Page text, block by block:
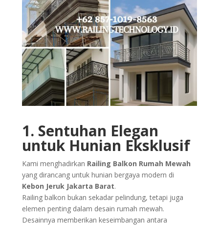
1. Sentuhan Elegan
untuk Hunian Eksklusif
Kami menghadirkan Railing Balkon Rumah Mewah
yang dirancang untuk hunian bergaya modern di
Kebon Jeruk Jakarta Barat.
Railing balkon bukan sekadar pelindung, tetapi juga
elemen penting dalam desain rumah mewah.
Desainnya memberikan keseimbangan antara